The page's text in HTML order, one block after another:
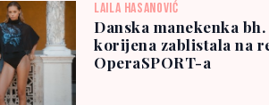
LAILA HASANOVIĆ
Danska manekenka bh.
korijena zablistala na
OperaSPORT-a